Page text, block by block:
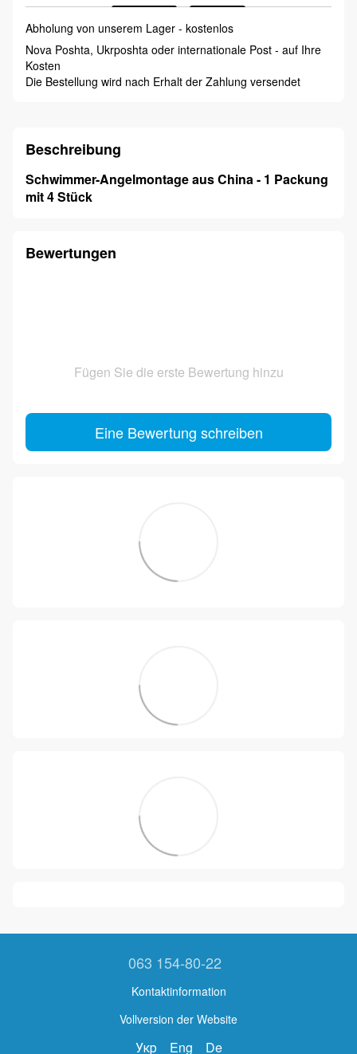
Abholung von unserem Lager - kostenlos
Nova Poshta, Ukrposhta oder internationale Post - auf Ihre
Kosten
Die Bestellung wird nach Erhalt der Zahlung versendet
Beschreibung
Schwimmer-Angelmontage aus China - 1 Packung
mit 4 Stück
Bewertungen
Fügen Sie die erste Bewertung hinzu
Eine Bewertung schreiben
063 154-80-22
Kontaktinformation
Vollversion der Website
Укр Eng De